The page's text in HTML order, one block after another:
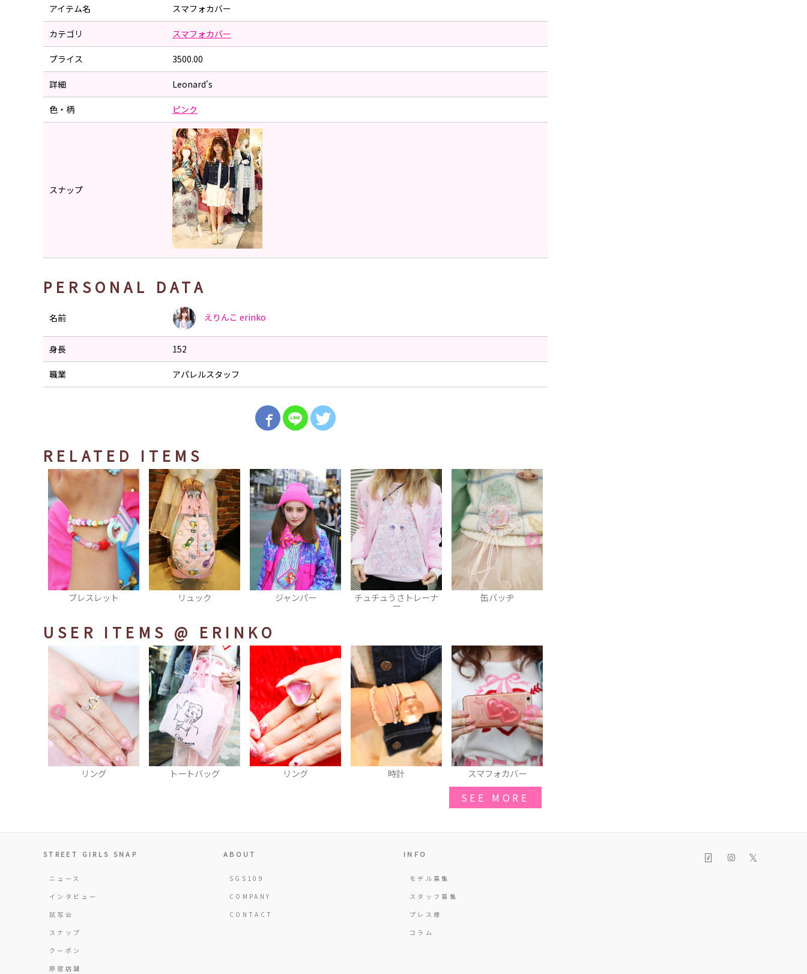
アイテム名 スマフォカバー
カテゴリ スマフォカバー
プライス 3500.00
詳細 Leonard's
色・柄 ピンク
スナップ
PERSONAL DATA
名前 えりんこ erinko
身長 152
職業 アパレルスタッフ
RELATED ITEMS
チュチュうさトレーナ 缶バッヂ 厚底スニーカー
USER ITEMS @ ERINKO
トートバッグ スマフォカバー
SEE MORE
STREET GIRLS SNAP
ニュース
インタビュー
試写会
スナップ
クーポン
原宿店舗
ABOUT
SGS109
COMPANY
CONTACT
INFO
モデル募集
スタッフ募集
プレス様
コラム
𝕏